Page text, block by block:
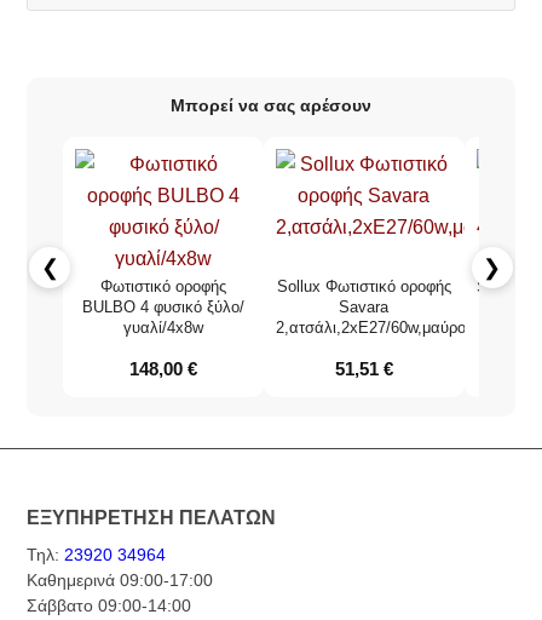
Μπορεί να σας αρέσουν
❮
Φωτιστικό οροφής
BULBO 4 φυσικό ξύλο/
γυαλί/4x8w
148,00€
Sollux Φωτιστικό οροφής
Savara
2,ατσάλι,2xE27/60w,μαύρο
51,51 €
Sollux
❯
ΕΞΥΠΗΡΕΤΗΣΗ ΠΕΛΑΤΩΝ
Τηλ:23920 34964
Καθημερινά 09:00-17:00
Σάββατο 09:00-14:00